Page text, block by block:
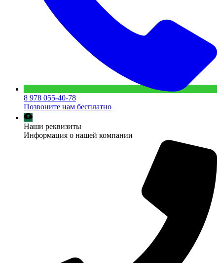
8 978 055-40-78
Позвоните нам бесплатно
Наши реквизиты
Информация о нашей компании